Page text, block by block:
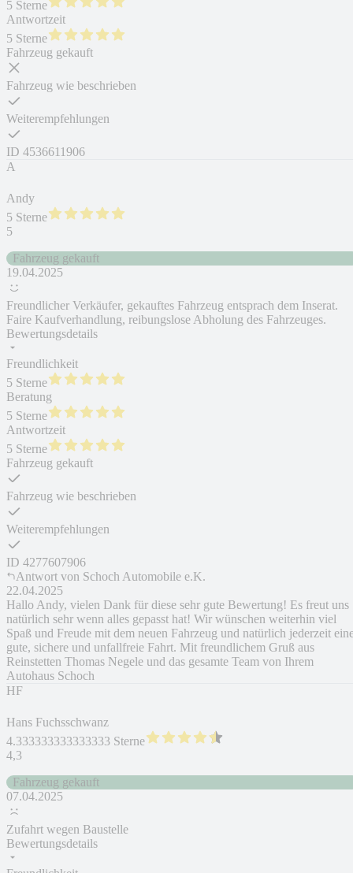
5 Sterne
Antwortzeit
5 Sterne
Fahrzeug gekauft
Fahrzeug wie beschrieben
Weiterempfehlungen
ID 4536611906
A
Andy
5 Sterne
5
Fahrzeug gekauft
19.04.2025
Freundlicher Verkäufer, gekauftes Fahrzeug entsprach dem Inserat.
Faire Kaufverhandlung, reibungslose Abholung des Fahrzeuges.
Bewertungsdetails
Freundlichkeit
5 Sterne
Beratung
5 Sterne
Antwortzeit
5 Sterne
Fahrzeug gekauft
Fahrzeug wie beschrieben
Weiterempfehlungen
ID 4277607906
Antwort von Schoch Automobile e.K.
22.04.2025
Hallo Andy, vielen Dank für diese sehr gute Bewertung! Es freut uns
natürlich sehr wenn alles gepasst hat! Wir wünschen weiterhin viel
Spaß und Freude mit dem neuen Fahrzeug und natürlich jederzeit
gute, sichere und unfallfreie Fahrt. Mit freundlichem Gruß aus
Reinstetten Thomas Negele und das gesamte Team von Ihrem
Autohaus Schoch
HF
Hans Fuchsschwanz
4.333333333333333 Sterne
4,3
Fahrzeug gekauft
07.04.2025
Zufahrt wegen Baustelle
Bewertungsdetails